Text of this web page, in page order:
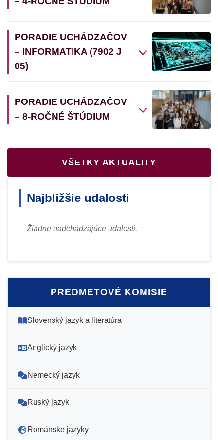
PORADIE UCHÁDZAČOV
– INFORMATIKA (7902 J
05)
PORADIE UCHÁDZAČOV
– 8-ROČNÉ ŠTÚDIUM
VŠETKY AKTUALITY
Najbližšie udalosti
Žiadne nadchádzajúce udalosti.
PREDMETOVÉ KOMISIE
Slovenský jazyk a literatúra
Anglický jazyk
Nemecký jazyk
Ruský jazyk
Románske jazyky